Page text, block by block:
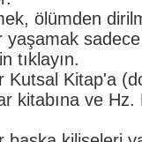
ölümden
yaşamak
tıklayın.
Kutsal Kitap'a
kitabına ve Hz.